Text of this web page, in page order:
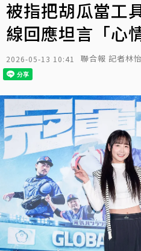
被指把胡瓜當工
線回應坦言「心
2026-05-13 10:41 聯合報 記者林